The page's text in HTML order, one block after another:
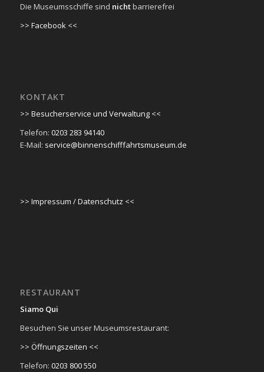
Die Museumsschiffe sind nichtbarrierefrei
>> Facebook <<
KONTAKT
>> Besucherservice und Verwaltung <<
Telefon: 0203 283 94140
E-Mail: service@binnenschifffahrtsmuseum.de
>> Impressum / Datenschutz <<
RESTAURANT
Siamo Qui
Besuchen Sie unser Museumsrestaurant:
>> Öffnungszeiten <<
Telefon: 0203 800 550